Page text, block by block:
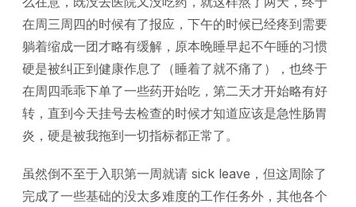
在周三周四的时候有了报应，下午的时候已经疼到需要
躺着缩成一团才略有缓解，原本晚睡早起不午睡的习惯
硬是被纠正到健康作息了（睡着了就不痛了），也终于
在周四乖乖下单了一些药开始吃，第二天才开始略有好
转，直到今天挂号去检查的时候才知道应该是急性肠胃
炎，硬是被我拖到一切指标都正常了。
虽然倒不至于入职第一周就请 sick leave，但这周除了
完成了一些基础的没太多难度的工作任务外，其他各个